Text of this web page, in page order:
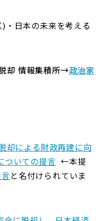
・日本の未来を考える
却 情報集積所→政治家
却による財政再建に向
ついての提言 ←本提
と名付けられていま